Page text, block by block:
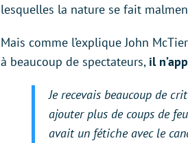
lesquelles la nature se fait
Mais comme l’explique John
à beaucoup de spectateurs, il
Je recevais beaucoup de
ajouter plus de coups de feu
avait un fétiche avec le